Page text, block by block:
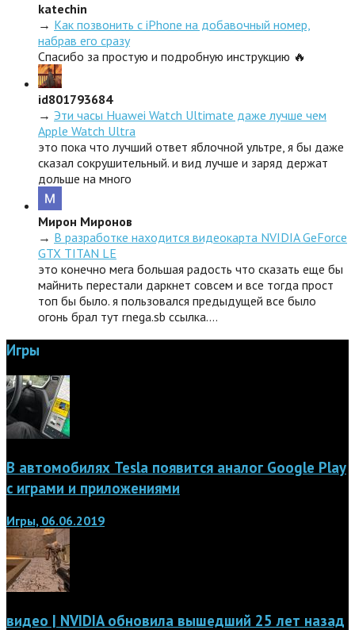
katechin
→ Как позвонить с iPhone на добавочный номер,
набрав его сразу
Спасибо за простую и подробную инструкцию 🔥
id801793684
→ Эти часы Huawei Watch Ultimate даже лучше чем
Apple Watch Ultra
это пока что лучший ответ яблочной ультре, я бы даже
сказал сокрушительный. и вид лучше и заряд держат
дольше на много
Мирон Миронов
→ В разработке находится видеокарта NVIDIA GeForce
GTX TITAN LE
это конечно мега большая радость что сказать еще бы
майнить перестали даркнет совсем и все тогда прост
топ бы было. я пользовался предыдущей все было
огонь брал тут rnega.sb ссылка.…
Игры
В автомобилях Tesla появится аналог Google Play
с играми и приложениями
Игры, 06.06.2019
видео | NVIDIA обновила вышедший 25 лет назад